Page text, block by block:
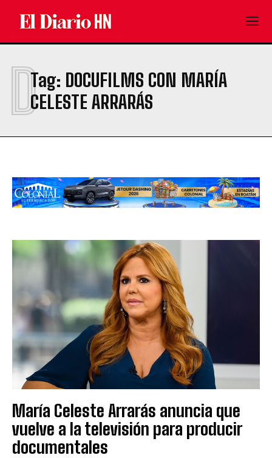
Tag: DOCUFILMS CON MARÍA
CELESTE ARRARÁS
D
María Celeste Arrarás anuncia que
vuelve a la televisión para producir
documentales